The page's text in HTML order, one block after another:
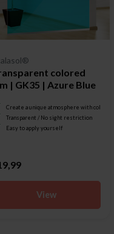
colored
| GK35 | Azure Blue
Create a unique atmosphere with color
Transparent / No sight restriction
Easy to apply yourself
View